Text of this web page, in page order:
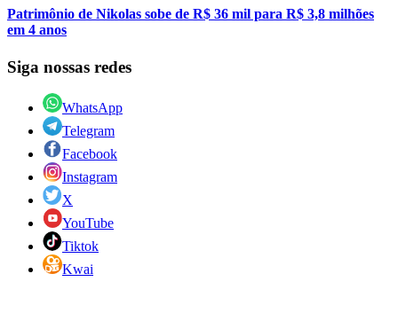
Patrimônio de Nikolas sobe de R$ 36 mil para R$ 3,8 milhões
em 4 anos
Siga nossas redes
WhatsApp
Telegram
Facebook
Instagram
X
YouTube
Tiktok
Kwai